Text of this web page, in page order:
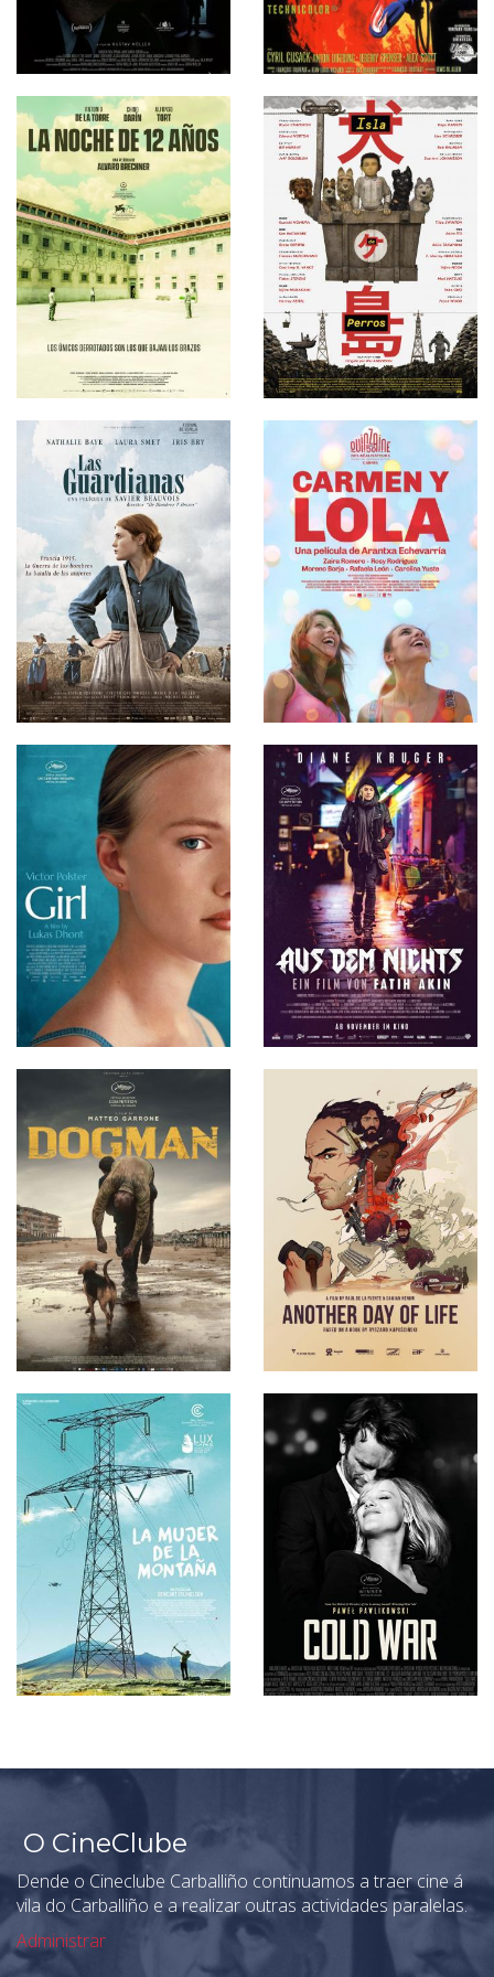
O CineClube
Dende o Cineclube Carballiño continuamos a traer cine á
vila do Carballiño e a realizar outras actividades paralelas.
Administrar